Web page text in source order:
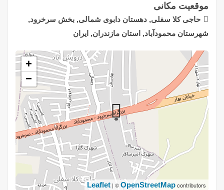
موقعیت مکانی
حاجی کلا سفلی, دهستان دابوی شمالی, بخش سرخرود,
شهرستان محمودآباد, استان مازندران, ایران
+
−
Leaflet | ©OpenStreetMapcontributors